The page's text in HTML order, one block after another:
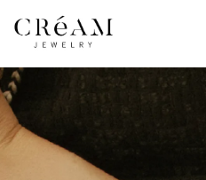
您的購物車